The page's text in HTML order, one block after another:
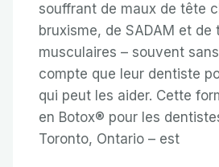
souffrant de maux de tête
bruxisme, de SADAM et de
musculaires – souvent
compte que leur dentiste
qui peut les aider. Cette
en Botox® pour les
Toronto, Ontario – est